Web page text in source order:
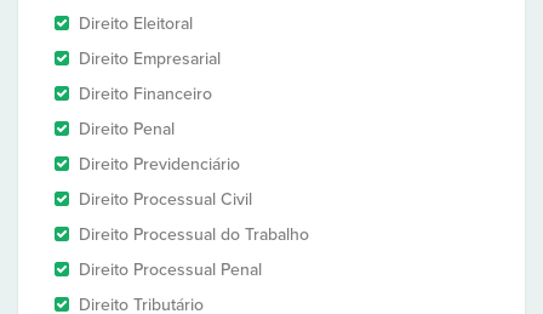
Direito Eleitoral
Direito Empresarial
Direito Financeiro
Direito Penal
Direito Previdenciário
Direito Processual Civil
Direito Processual do Trabalho
Direito Processual Penal
Direito Tributário